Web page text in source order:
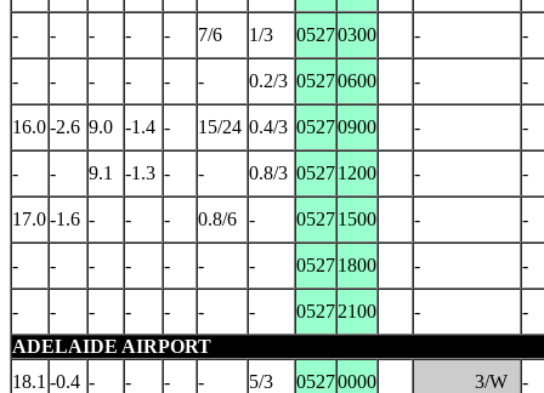
- - - - - 7/6 1/3 05270300 - -
- - - - - - 0.2/3 05270600 - -
16.0-2.6 9.0 -1.4 - 15/24 0.4/3 05270900 - -
- - 9.1 -1.3 - - 0.8/3 05271200 - -
17.0-1.6 - - - 0.8/6 - 05271500 - -
- - - - - - - 05271800 - -
- - - - - - - 05272100 -
-
ADELAIDE AIRPORT
18.1 -0.4 - - - - 5/3 05270000 3/W -